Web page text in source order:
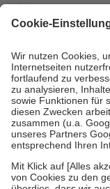
mit.
Grundsätzlich leisten
höchstens zehn Euro.
Kosten der Leistung
Diese Regeln gelten
Bei Heilmitteln und
Zuzahlung zehn
Verordnung.
Um das Engagement
stärken und die
fallenkeine
• Kindern und